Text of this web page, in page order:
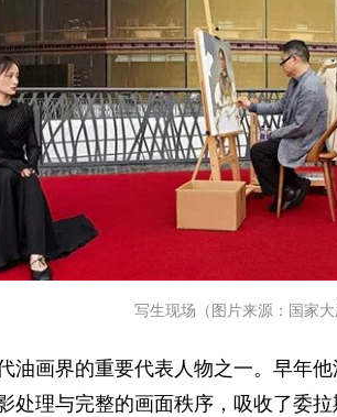
写生现场（图片来源：国家大
油画界的重要代表人物之一。早年
处理与完整的画面秩序，吸收了委